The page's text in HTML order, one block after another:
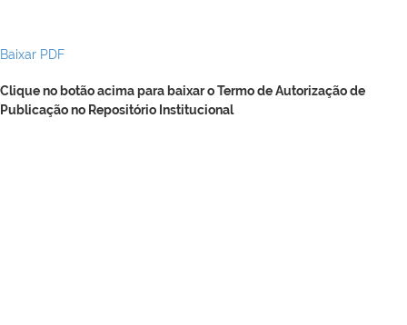
Baixar PDF
Clique no botão acima para baixar o Termo de Autorização de
Publicação no Repositório Institucional